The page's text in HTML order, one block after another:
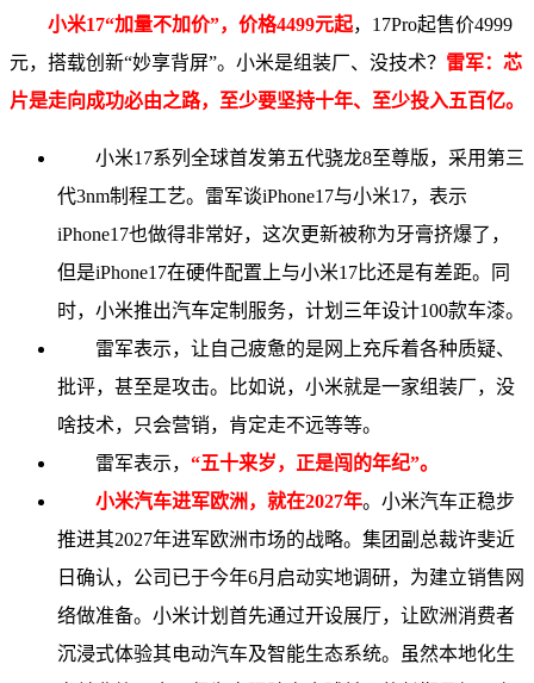
小米17“加量不加价”，价格4499元起，17Pro起售价4999
元，搭载创新“妙享背屏”。小米是组装厂、没技术？ 雷军：芯
片是走向成功必由之路，至少要坚持十年、至少投入五百亿。
小米17系列全球首发第五代骁龙8至尊版，采用第三
代3nm制程工艺。雷军谈iPhone17与小米17，表示
iPhone17也做得非常好，这次更新被称为牙膏挤爆了，
但是iPhone17在硬件配置上与小米17比还是有差距。同
时，小米推出汽车定制服务，计划三年设计100款车漆。
雷军表示，让自己疲惫的是网上充斥着各种质疑、
批评，甚至是攻击。比如说，小米就是一家组装厂，没
啥技术，只会营销，肯定走不远等等。
雷军表示， “五十来岁，正是闯的年纪”。
小米汽车进军欧洲，就在2027年。小米汽车正稳步
推进其2027年进军欧洲市场的战略。集团副总裁许斐近
日确认，公司已于今年6月启动实地调研，为建立销售网
络做准备。小米计划首先通过开设展厅，让欧洲消费者
沉浸式体验其电动汽车及智能生态系统。虽然本地化生